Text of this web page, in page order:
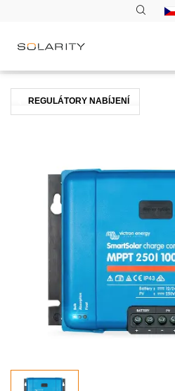
Porovnat
Bateriová úložiště
Montážní systémy
Příslušenství
MENU
REGULÁTORY NABÍJENÍ